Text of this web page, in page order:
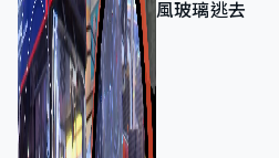
風玻璃逃去